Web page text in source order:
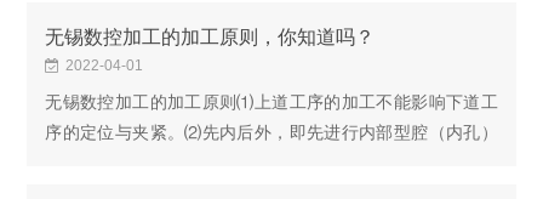
无锡数控加工的加工原则，你知道吗？
2022-04-01
无锡数控加工的加工原则⑴上道工序的加工不能影响下道工
序的定位与夹紧。⑵先内后外，即先进行内部型腔（内孔）